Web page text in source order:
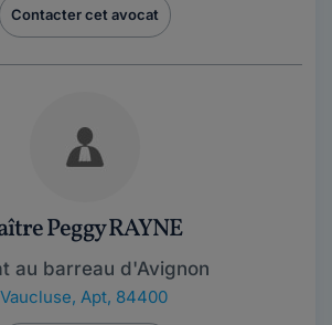
Contacter cet avocat
Peggy RAYNE
au barreau d'Avignon
Vaucluse, Apt, 84400